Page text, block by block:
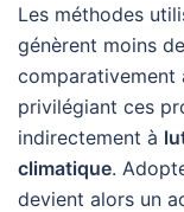
Les méthodes
génèrent moins de
comparativement
privilégiant ces
indirectement à
climatique.
devient alors un